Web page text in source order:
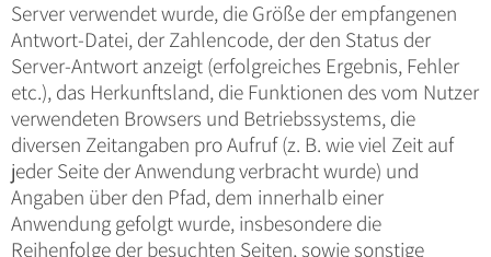
Server verwendet wurde, die Größe der empfangenen
Antwort-Datei, der Zahlencode, der den Status der
Server-Antwort anzeigt (erfolgreiches Ergebnis, Fehler
etc.), das Herkunftsland, die Funktionen des vom Nutzer
verwendeten Browsers und Betriebssystems, die
diversen Zeitangaben pro Aufruf (z. B. wie viel Zeit auf
jeder Seite der Anwendung verbracht wurde) und
Angaben über den Pfad, dem innerhalb einer
Anwendung gefolgt wurde, insbesondere die
Reihenfolge der besuchten Seiten, sowie sonstige